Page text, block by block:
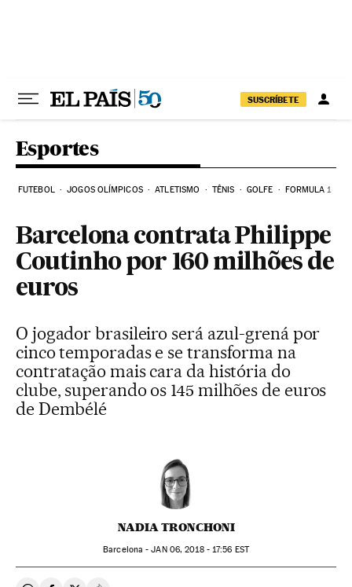
SUSCRÍBETE
Esportes
FUTEBOL JOGOS OLÍMPICOS ATLETISMO TÊNIS GOLFE FORMULA 1
Barcelona contrata Philippe
Coutinho por 160 milhões de
euros
O jogador brasileiro será azul-grená por
cinco temporadas e se transforma na
contratação mais cara da história do
clube, superando os 145 milhões de euros
de Dembélé
NADIA TRONCHONI
Barcelona -JAN06, 2018 - 17:56 EST